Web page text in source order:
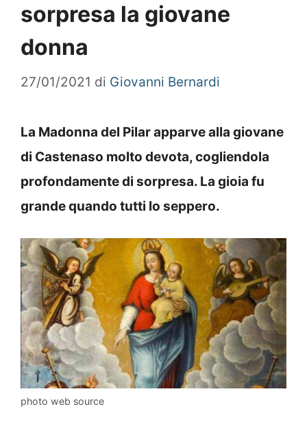
sorpresa la giovane
donna
27/01/2021 di Giovanni Bernardi
La Madonna del Pilar apparve alla giovane
di Castenaso molto devota, cogliendola
profondamente di sorpresa. La gioia fu
grande quando tutti lo seppero.
photo web source